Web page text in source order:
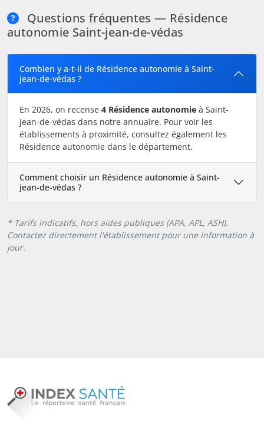
Questions fréquentes — Résidence
autonomie Saint-jean-de-védas
Combien y a-t-il de Résidence autonomie à Saint-
jean-de-védas ?
En 2026, on recense 4 Résidence autonomie à Saint-
jean-de-védas dans notre annuaire. Pour voir les
établissements à proximité, consultez également les
Résidence autonomie dans le département.
Comment choisir un Résidence autonomie à Saint-
jean-de-védas ?
* Tarifs indicatifs, hors aides publiques (APA, APL, ASH).
Contactez directement l'établissement pour une information à
jour.